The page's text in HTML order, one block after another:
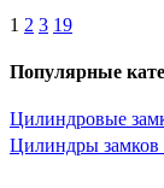
1 2 3 19
Популярные
Цилиндровые
Цилиндры